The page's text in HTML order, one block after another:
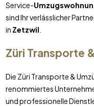
Service-
sind Ihr verlässlicher
in Zetzwil
Züri Transporte
Die Züri Transporte &
renommiertes
und professionelle